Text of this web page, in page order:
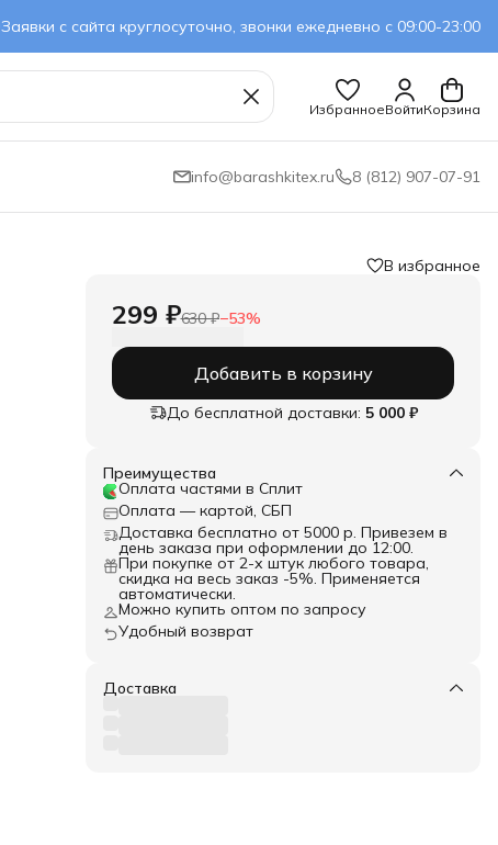
Заявки с сайта круглосуточно, звонки ежедневно с 09:00-23:00
ИзбранноеВойтиКорзина
info@barashkitex.ru 8 (812) 907-07-91
В избранное
299 ₽630 ₽−53%
Добавить в корзину
До бесплатной доставки: 5 000 ₽
Преимущества
Оплата частями в Сплит
Оплата — картой, СБП
Доставка бесплатно от 5000 р. Привезем в
день заказа при оформлении до 12:00.
При покупке от 2-х штук любого товара,
скидка на весь заказ -5%. Применяется
автоматически.
Можно купить оптом по запросу
Удобный возврат
Доставка